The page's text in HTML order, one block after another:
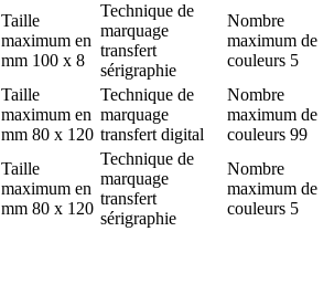
Taille
maximum en
mm 100 x 8
Technique de
marquage
transfert
sérigraphie
Nombre
maximum de
couleurs 5
Taille
maximum en
mm 80 x 120
Technique de
marquage
transfert digital
Nombre
maximum de
couleurs 99
Taille
maximum en
mm 80 x 120
Technique de
marquage
transfert
sérigraphie
Nombre
maximum de
couleurs 5